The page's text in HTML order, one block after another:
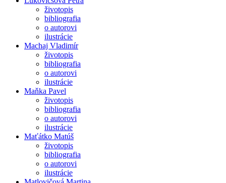
životopis
bibliografia
o autorovi
ilustrácie
Machaj Vladimír
životopis
bibliografia
o autorovi
ilustrácie
Maňka Pavel
životopis
bibliografia
o autorovi
ilustrácie
Maťátko Matúš
životopis
bibliografia
o autorovi
ilustrácie